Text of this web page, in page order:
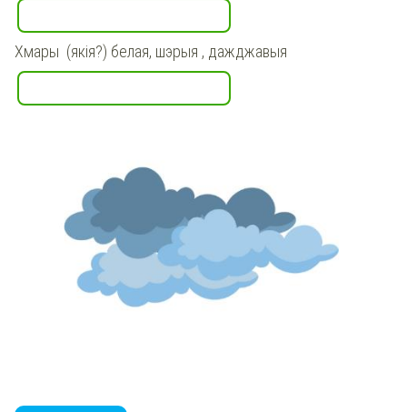
Хмары (якія?) белая, шэрыя , дажджавыя